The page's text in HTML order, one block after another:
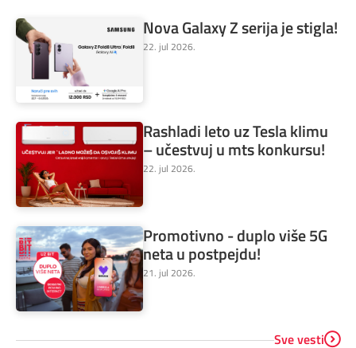
Nova Galaxy Z serija je stigla!
22. jul 2026.
Rashladi leto uz Tesla klimu
– učestvuj u mts konkursu!
22. jul 2026.
Promotivno - duplo više 5G
neta u postpejdu!
21. jul 2026.
Sve vesti